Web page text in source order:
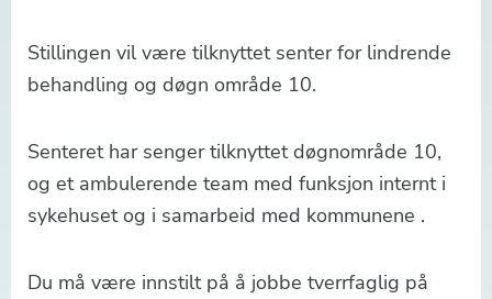
Stillingen vil være tilknyttet senter for lindrende
behandling og døgn område 10.
Senteret har senger tilknyttet døgnområde 10,
og et ambulerende team med funksjon internt i
sykehuset og i samarbeid med kommunene .
Du må være innstilt på å jobbe tverrfaglig på